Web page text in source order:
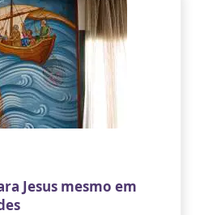
Jesus mesmo em